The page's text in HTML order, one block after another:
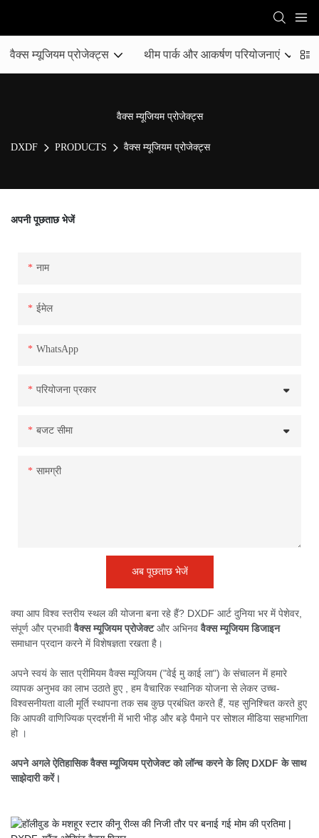
वैक्स म्यूजियम प्रोजेक्ट्स थीम पार्क और आकर्षण परियोजनाएं
वैक्स म्यूजियम प्रोजेक्ट्स
DXDF PRODUCTS वैक्स म्यूजियम प्रोजेक्ट्स
अपनी पूछताछ भेजें
नाम
ईमेल
WhatsApp
परियोजना प्रकार
बजट सीमा
सामग्री
अब पूछताछ भेजें
क्या आप विश्व स्तरीय स्थल की योजना बना रहे हैं? DXDF आर्ट दुनिया भर में पेशेवर,
संपूर्ण और प्रभावीवैक्स म्यूजियम प्रोजेक्टऔर अभिनववैक्स म्यूजियम डिजाइन
समाधान प्रदान करने में विशेषज्ञता रखता है।
अपने स्वयं के सात प्रीमियम वैक्स म्यूजियम ("वेई मु काई ला") के संचालन में हमारे
व्यापक अनुभव का लाभ उठाते हुए
, हम वैचारिक स्थानिक योजना से लेकर उच्च-
विश्वसनीयता वाली मूर्ति स्थापना तक सब कुछ प्रबंधित करते हैं, यह सुनिश्चित करते हुए
कि आपकी वाणिज्यिक प्रदर्शनी में भारी भीड़ और बड़े पैमाने पर सोशल मीडिया सहभागिता
हो ।
अपने अगले ऐतिहासिक वैक्स म्यूजियम प्रोजेक्ट को लॉन्च करने के लिए DXDF के साथ
साझेदारी करें।